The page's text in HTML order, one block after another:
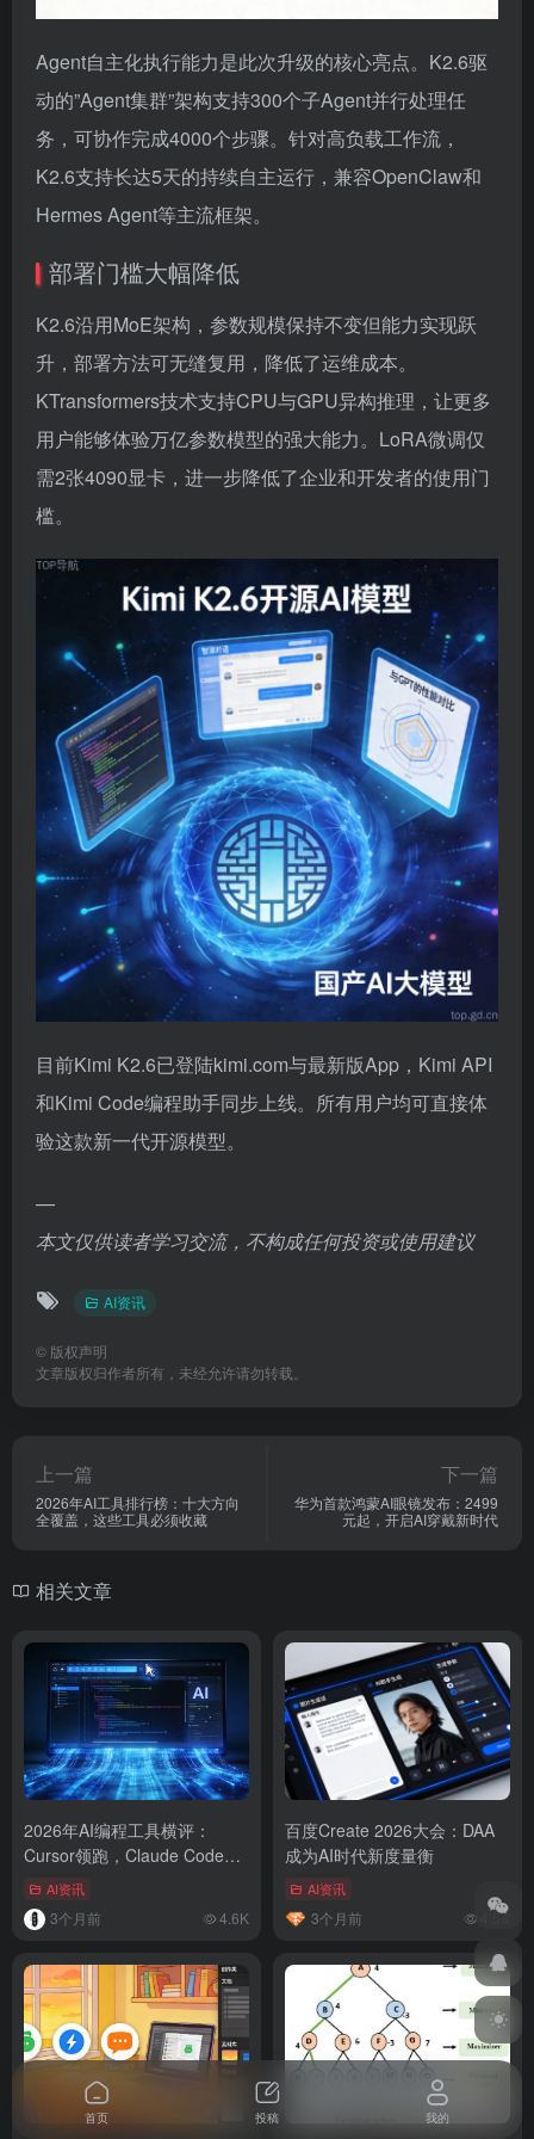
Agent自主化执行能力是此次升级的核心亮点。K2.6驱
动的”Agent集群”架构支持300个子Agent并行处理任
务，可协作完成4000个步骤。针对高负载工作流，
K2.6支持长达5天的持续自主运行，兼容OpenClaw和
Hermes Agent等主流框架。
部署门槛大幅降低
K2.6沿用MoE架构，参数规模保持不变但能力实现跃
升，部署方法可无缝复用，降低了运维成本。
KTransformers技术支持CPU与GPU异构推理，让更多
用户能够体验万亿参数模型的强大能力。LoRA微调仅
需2张4090显卡，进一步降低了企业和开发者的使用门
槛。
目前Kimi K2.6已登陆kimi.com与最新版App，Kimi API
和Kimi Code编程助手同步上线。所有用户均可直接体
验这款新一代开源模型。
—
本文仅供读者学习交流，不构成任何投资或使用建议
AI资讯
© 版权声明
文章版权归作者所有，未经允许请勿转载。
上一篇
2026年AI工具排行榜：十大方向
全覆盖，这些工具必须收藏
下一篇
华为首款鸿蒙AI眼镜发布：2499
元起，开启AI穿戴新时代
相关文章
2026年AI编程工具横评：
Cursor领跑，Claude Code紧
随其后
AI资讯
3个月前 4.6K
百度Create 2026大会：DAA
成为AI时代新度量衡
AI资讯
3个月前 4.5K
首页 投稿 我的